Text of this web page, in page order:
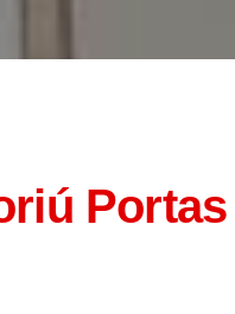
Portas